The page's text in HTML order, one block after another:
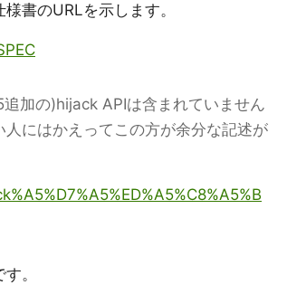
書のURLを示します。
加の)hijack APIは含まれていません
にはかえってこの方が余分な記述が
。